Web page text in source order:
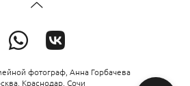
фотограф, Анна Горбачева
Краснодар, Сочи